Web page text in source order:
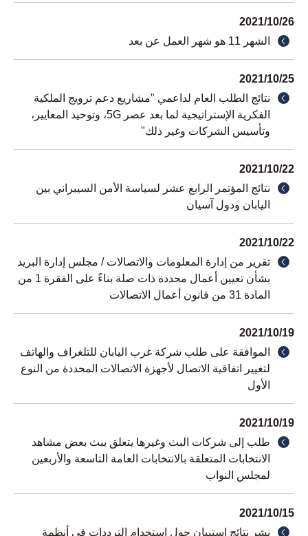
2021/10/26
الشهر 11 هو شهر العمل عن بعد
2021/10/25
نتائج الطلب العام لداعمي "مشاريع دعم ترويج الملكية
الفكرية الإستراتيجية لما بعد عصر 5G، وتوحيد المعايير،
وتأسيس الشركات وغير ذلك"
2021/10/22
نتائج المؤتمر الرابع عشر لسياسة الأمن السيبراني بين
اليابان ودول آسيان
2021/10/22
تقرير من إدارة المعلومات والاتصالات / مجلس إدارة البريد
بشأن تعيين أعمال محددة ذات صلة بناءً على الفقرة 1 من
المادة 31 من قانون أعمال الاتصالات
2021/10/19
الموافقة على طلب شركة غرب اليابان للتلغراف والهاتف
لتغيير اتفاقية الاتصال لأجهزة الاتصالات المحددة من النوع
الأول
2021/10/19
طلب إلى شركات البث وغيرها يتعلق ببث بعض مشاهد
الانتخابات المتعلقة بالانتخابات العامة التاسعة والأربعين
لمجلس النواب
2021/10/15
نشر نتائج استبيان حول استخدام الترددات في أنظمة